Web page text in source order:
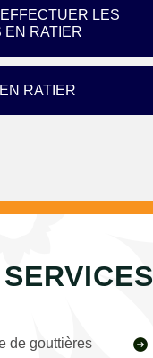
LES
EN RATIER
RATIER
de gouttières